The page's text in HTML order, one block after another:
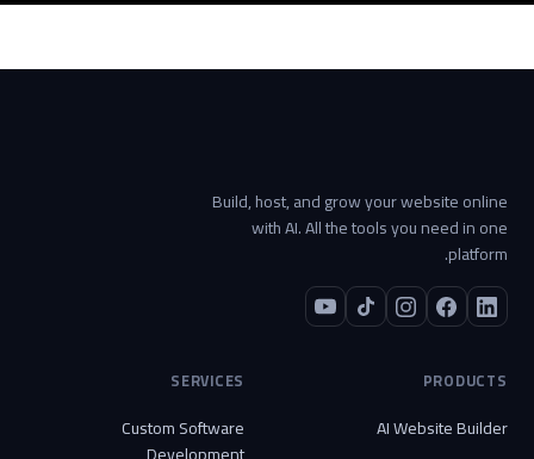
Build, host, and grow your website online
with AI. All the tools you need in one
platform.
PRODUCTS
AI Website Builder
SERVICES
Custom Software